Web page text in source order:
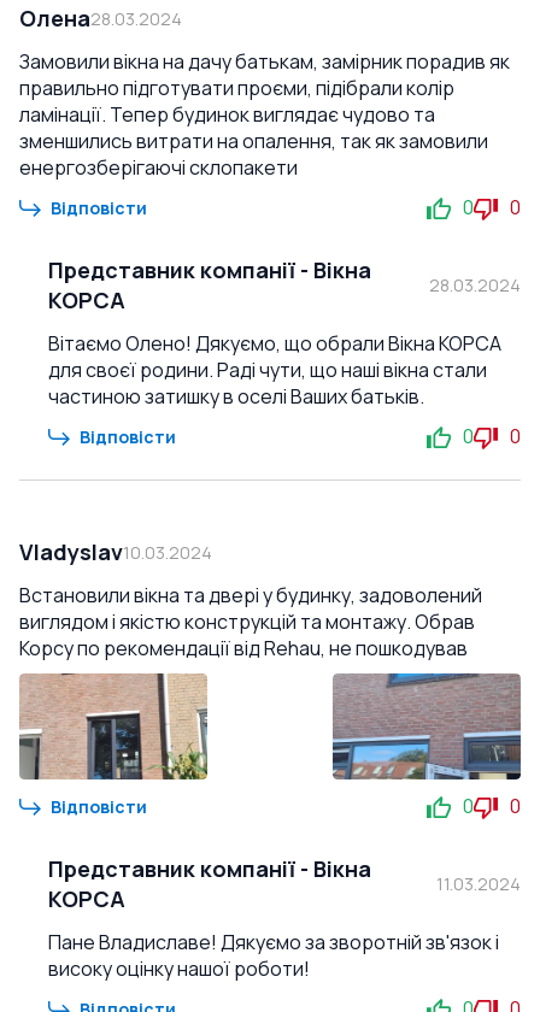
Олена28.03.2024
Замовили вікна на дачу батькам, замірник порадив як
правильно підготувати проєми, підібрали колір
ламінації. Тепер будинок виглядає чудово та
зменшились витрати на опалення, так як замовили
енергозберігаючі склопакети
Відповісти 0 0
Представник компанії - Вікна
КОРСА
28.03.2024
Вітаємо Олено! Дякуємо, що обрали Вікна КОРСА
для своєї родини. Раді чути, що наші вікна стали
частиною затишку в оселі Ваших батьків.
Відповісти 0 0
Vladyslav10.03.2024
Встановили вікна та двері у будинку, задоволений
виглядом і якістю конструкцій та монтажу. Обрав
Корсу по рекомендації від Rehau, не пошкодував
Відповісти 0 0
Представник компанії - Вікна
КОРСА
11.03.2024
Пане Владиславе! Дякуємо за зворотній зв'язок і
високу оцінку нашої роботи!